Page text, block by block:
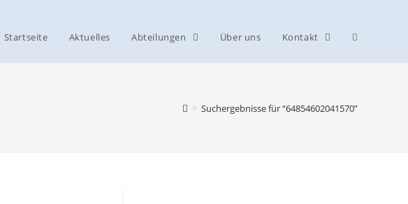
Startseite Aktuelles Abteilungen Über uns Kontakt
> Suchergebnisse für“64854602041570”